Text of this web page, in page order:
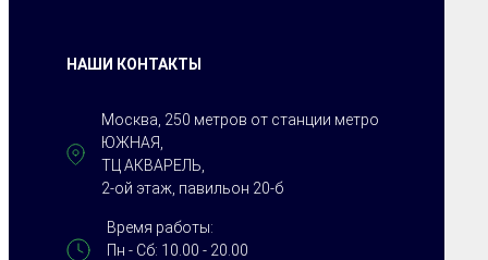
НАШИ КОНТАКТЫ
Москва, 250 метров от станции метро
ЮЖНАЯ,
ТЦ АКВАРЕЛЬ,
2-ой этаж, павильон 20-б
Время работы:
Пн - Сб: 10.00 - 20.00